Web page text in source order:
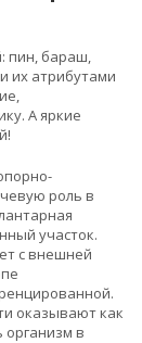
пин, бараш,
их атрибутами
А яркие
роль в
участок.
с внешней
оказывают как
организм в